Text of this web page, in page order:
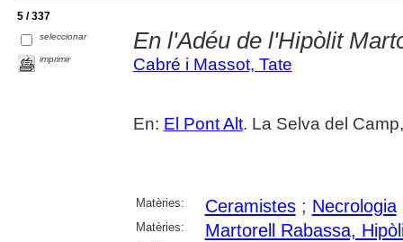
5 / 337
seleccionar
imprimir
En l'Adéu de l'Hipòlit
Cabré i Massot, Tate
En: El Pont Alt. La Selva del
Matèries: Ceramistes; Necrologia
Matèries: Martorell Rabassa,